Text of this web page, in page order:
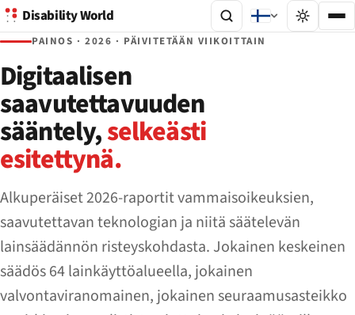
Disability World
PAINOS · 2026 · PÄIVITETÄÄN VIIKOITTAIN
Digitaalisen
saavutettavuuden
sääntely,selkeästi
esitettynä.
Alkuperäiset 2026-raportit vammaisoikeuksien,
saavutettavan teknologian ja niitä säätelevän
lainsäädännön risteyskohdasta. Jokainen keskeinen
säädös 64 lainkäyttöalueella, jokainen
valvontaviranomainen, jokainen seuraamusasteikko